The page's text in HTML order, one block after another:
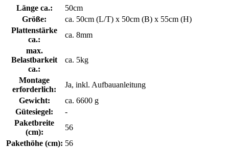
Länge ca.:
50cm
Größe:
ca. 50cm (L/T) x 50cm (B) x 55cm (H)
Plattenstärke
ca.:
ca. 8mm
max.
Belastbarkeit
ca.:
ca. 5kg
Montage
erforderlich:
Ja, inkl. Aufbauanleitung
Gewicht:
ca. 6600 g
Gütesiegel:
-
Paketbreite
(cm):
56
Pakethöhe (cm): 56